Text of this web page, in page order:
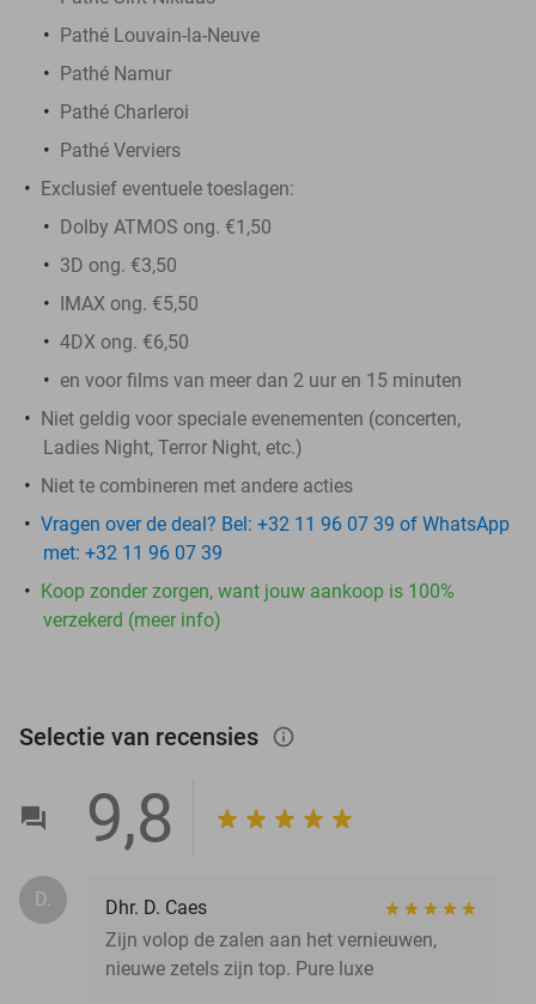
Pathé Louvain-la-Neuve
Pathé Namur
Pathé Charleroi
Pathé Verviers
Exclusief eventuele toeslagen:
Dolby ATMOS ong. €1,50
3D ong. €3,50
IMAX ong. €5,50
4DX ong. €6,50
en voor films van meer dan 2 uur en 15 minuten
Niet geldig voor speciale evenementen (concerten,
Ladies Night, Terror Night, etc.)
Niet te combineren met andere acties
Vragen over de deal? Bel: +32 11 96 07 39 of WhatsApp
met: +32 11 96 07 39
Koop zonder zorgen, want jouw aankoop is 100%
verzekerd (meer info)
Selectie van recensies info_outlined
9,8
D.
Dhr. D. Caes
Zijn volop de zalen aan het vernieuwen,
nieuwe zetels zijn top. Pure luxe